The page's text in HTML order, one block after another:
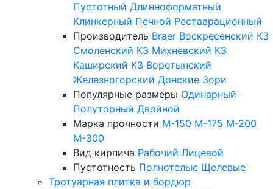
Пустотный Длинноформатный
Клинкерный Печной Реставрационный
Производитель Braer Воскресенский КЗ
Смоленский КЗ Михневский КЗ
Каширский КЗ Воротынский
Железногорский Донские Зори
Популярные размеры Одинарный
Полуторный Двойной
Марка прочности М-150 М-175 М-200
М-300
Вид кирпича Рабочий Лицевой
Пустотность Полнотелые Щелевые
Тротуарная плитка и бордюр